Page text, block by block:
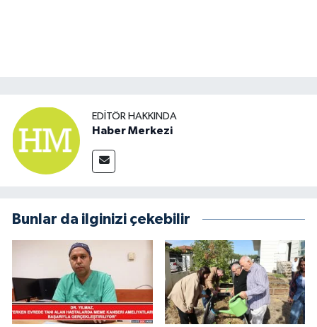
EDITÖR HAKKINDA
Haber Merkezi
Bunlar da ilginizi çekebilir